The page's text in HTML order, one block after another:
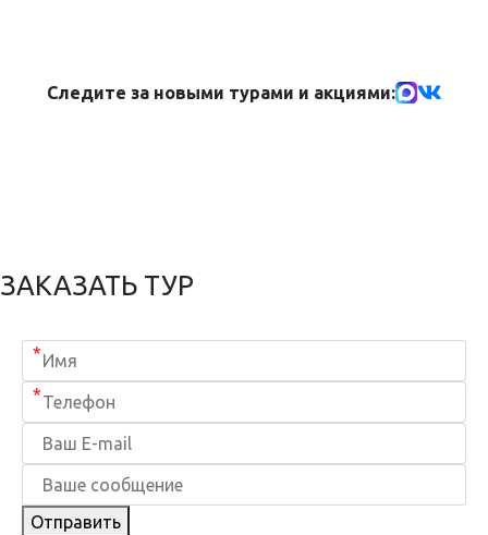
Следите за новыми турами и акциями:
ЗАКАЗАТЬ ТУР
*
*
Отправить